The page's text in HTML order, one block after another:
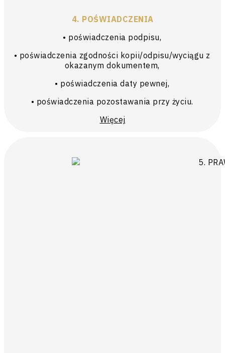
4. POŚWIADCZENIA
• poświadczenia podpisu,
• poświadczenia zgodności kopii/odpisu/wyciągu z
okazanym dokumentem,
• poświadczenia daty pewnej,
• poświadczenia pozostawania przy życiu.
Więcej